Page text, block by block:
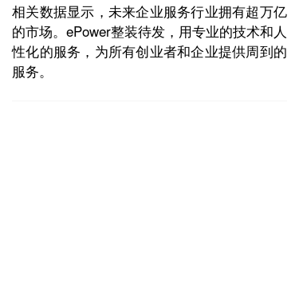
相关数据显示，未来企业服务行业拥有超万亿
的市场。 ePower整装待发，用专业的技术和人
性化的服务，为所有创业者和企业提供周到的
服务。